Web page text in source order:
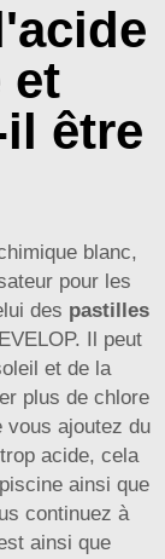
et
être
blanc,
pour les
des pastilles
Il peut
et de la
plus de chlore
vous ajoutez du
acide, cela
ainsi que
continuez à
ainsi que